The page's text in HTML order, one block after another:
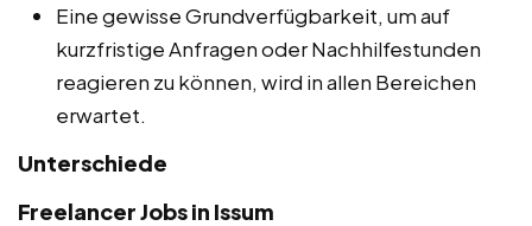
Eine gewisse Grundverfügbarkeit, um auf
kurzfristige Anfragen oder Nachhilfestunden
reagieren zu können, wird in allen Bereichen
erwartet.
Unterschiede
Freelancer Jobs in Issum